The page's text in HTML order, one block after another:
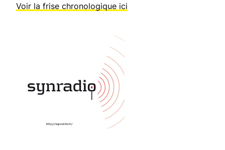
Voir la frise chronologique ici